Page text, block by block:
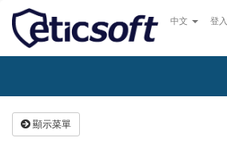
中文 登入
顯示菜單